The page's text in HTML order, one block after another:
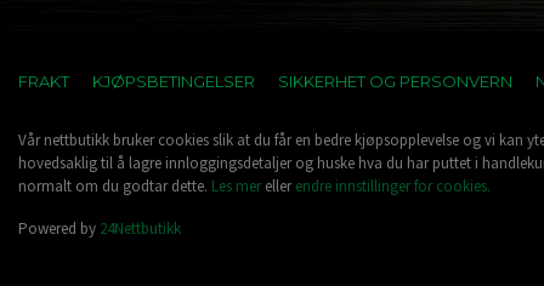
FRAKT KJØPSBETINGELSER SIKKERHET OG PERSONVERN
Vår nettbutikk bruker cookies slik at du får en bedre kjøpsopplevelse og vi kan
hovedsaklig til å lagre innloggingsdetaljer og huske hva du har puttet i
normalt om du godtar dette. Les merellerendre innstillinger for cookies.
Powered by 24Nettbutikk